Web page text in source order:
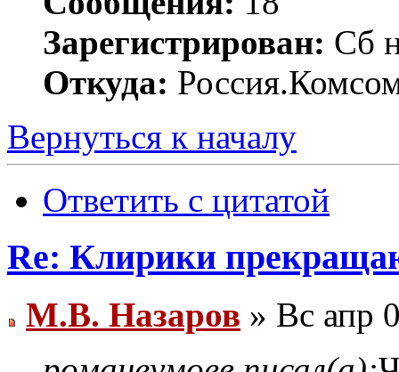
Зарегистрирован: Сб
Откуда:
Вернуться к началу
Ответить с цитатой
Re: Клирики
М.В. Назаров » Вс апр